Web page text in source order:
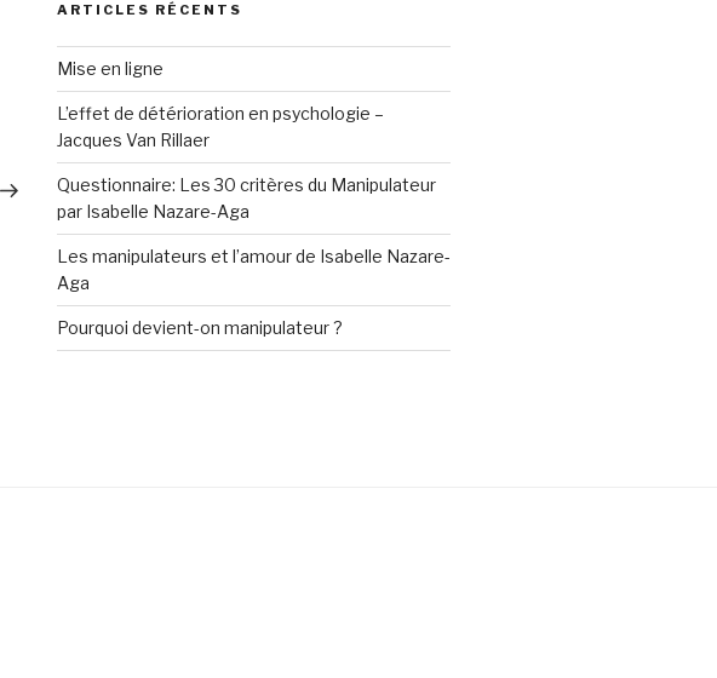
suivant
ARTICLES RÉCENTS
Mise en ligne
L’effet de détérioration en psychologie –
Jacques Van Rillaer
Questionnaire: Les 30 critères du Manipulateur
par Isabelle Nazare-Aga
Les manipulateurs et l’amour de Isabelle Nazare-
Aga
Pourquoi devient-on manipulateur ?